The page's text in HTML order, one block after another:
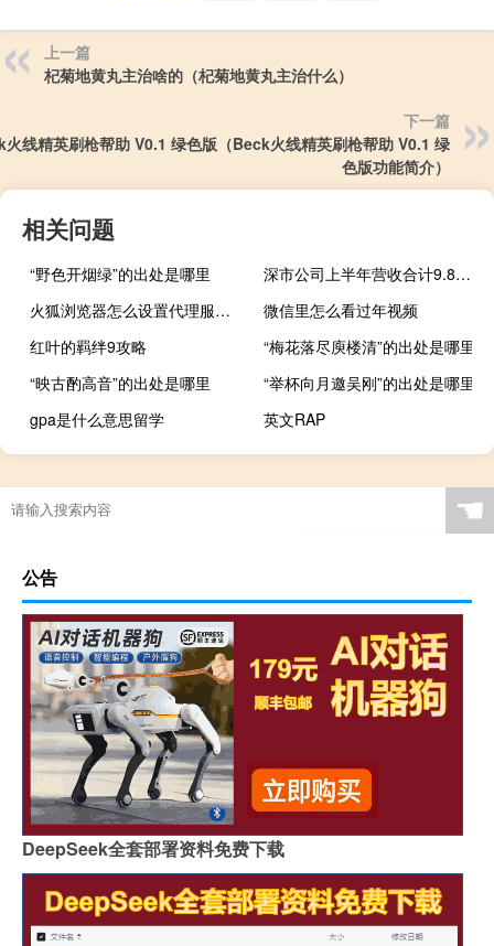
上一篇
杞菊地黄丸主治啥的（杞菊地黄丸主治什么）
下一篇
线精英刷枪帮助 V0.1 绿色版（Beck火线精英刷枪帮助 V0.1 绿
色版功能简介）
相关问题
“野色开烟绿”的出处是哪里
深市公司上半年营收合计9.83万亿 创业板营收增幅领先A股市场
火狐浏览器怎么设置代理服务器（怎么设置代理服务器）
微信里怎么看过年视频
红叶的羁绊9攻略
“梅花落尽庾楼清”的出处是哪里
“映古酌高音”的出处是哪里
“举杯向月邀吴刚”的出处是哪里
gpa是什么意思留学
英文RAP
☚
公告
DeepSeek全套部署资料免费下载